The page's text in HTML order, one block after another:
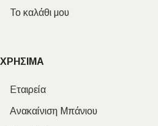
Το καλάθι μου
ΧΡΗΣΙΜΑ
Εταιρεία
Ανακαίνιση Μπάνιου